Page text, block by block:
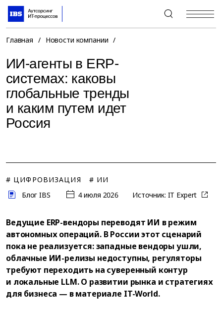
+7 (495) 967-80-80
Главная / Новости компании /
ИИ-агенты в ERP-
системах: каковы
глобальные тренды
и каким путем идет
Россия
# ЦИФРОВИЗАЦИЯ
# ИИ
Блог IBS
4 июля 2026 Источник: IT Expert
Ведущие ERP-вендоры переводят ИИ в режим
автономных операций. В России этот сценарий
пока не реализуется: западные вендоры ушли,
облачные ИИ-релизы недоступны, регуляторы
требуют переходить на суверенный контур
и локальные LLM. О развитии рынка и стратегиях
для бизнеса — в материале IT-World.